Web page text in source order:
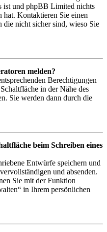
ist und phpBB Limited nichts
hat. Kontaktieren Sie einen
die nicht sicher sind, wieso Sie
melden?
Berechtigungen
in der Nähe des
Sie werden dann durch die
beim Schreiben eines
Entwürfe speichern und
und absenden.
Sie mit der Funktion
in Ihrem persönlichen